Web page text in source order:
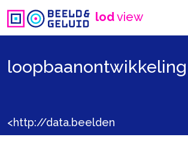
lodview
loopbaanontwikkeling